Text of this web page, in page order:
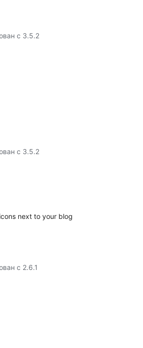
с 3.5.2
с 3.5.2
next to your blog
с 2.6.1